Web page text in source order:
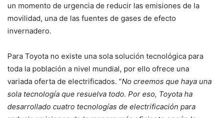
un momento de urgencia de reducir las emisiones de la
movilidad, una de las fuentes de gases de efecto
invernadero.
Para Toyota no existe una sola solución tecnológica para
toda la población a nivel mundial, por ello ofrece una
variada oferta de electrificados. “No creemos que haya una
sola tecnología que resuelva todo. Por eso, Toyota ha
desarrollado cuatro tecnologías de electrificación para